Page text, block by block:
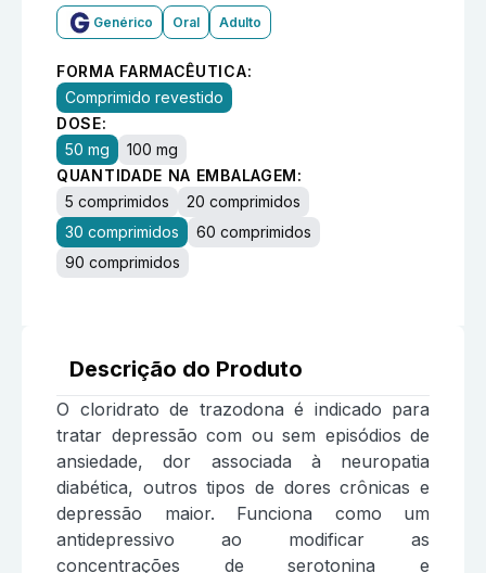
Genérico Oral Adulto
FORMA FARMACÊUTICA:
Comprimido revestido
DOSE:
50 mg
100 mg
QUANTIDADE NA EMBALAGEM:
5 comprimidos
20 comprimidos
30 comprimidos
60 comprimidos
90 comprimidos
Descrição do Produto
O cloridrato de trazodona é indicado para
tratar depressão com ou sem episódios de
ansiedade, dor associada à neuropatia
diabética, outros tipos de dores crônicas e
depressão maior. Funciona como um
antidepressivo ao modificar as
concentrações de serotonina e